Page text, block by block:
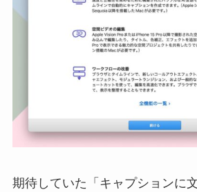
期待していた「キャプションに